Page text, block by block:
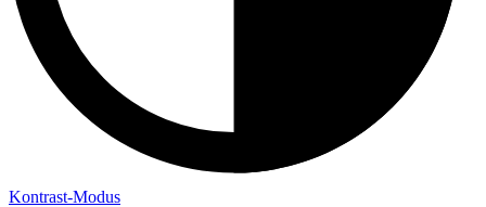
Kontrast-Modus